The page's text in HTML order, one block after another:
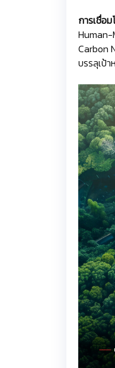
การเชื่อ
Human-
Carbon
บรรลุเป้า